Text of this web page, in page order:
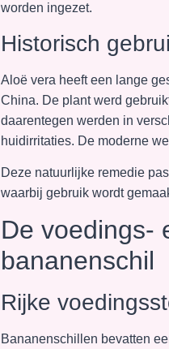
worden ingezet.
Historisch
Aloë vera heeft een lange
China. De plant werd
daarentegen werden in
huidirritaties. De moderne
Deze natuurlijke remedie
waarbij gebruik wordt
De voedings-
bananenschil
Rijke
Bananenschillen bevatten